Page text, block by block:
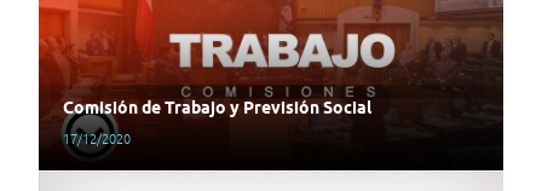
Comisión de Trabajo y Previsión Social
17/12/2020